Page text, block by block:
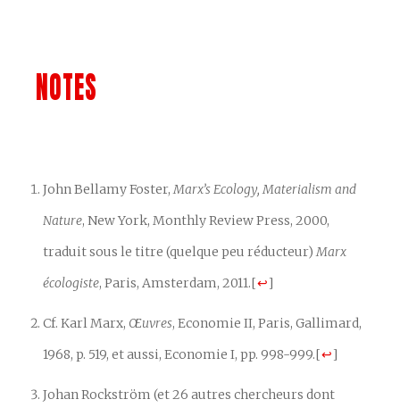
NOTES
John Bellamy Foster,Marx’s Ecology, Materialism and
Nature, New York, Monthly Review Press, 2000,
traduit sous le titre (quelque peu réducteur)Marx
écologiste, Paris, Amsterdam, 2011.[↩]
Cf. Karl Marx, Œuvres, Economie II, Paris, Gallimard,
1968, p. 519, et aussi, Economie I, pp. 998-999.[↩]
Johan Rockström (et 26 autres chercheurs dont